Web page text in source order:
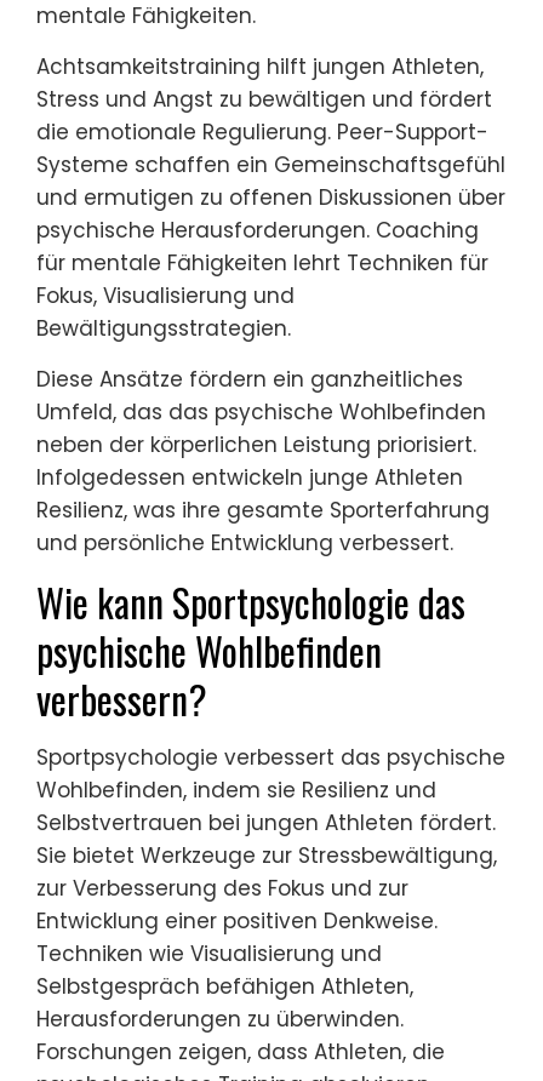
mentale Fähigkeiten.
Achtsamkeitstraining hilft jungen Athleten,
Stress und Angst zu bewältigen und fördert
die emotionale Regulierung. Peer-Support-
Systeme schaffen ein Gemeinschaftsgefühl
und ermutigen zu offenen Diskussionen über
psychische Herausforderungen. Coaching
für mentale Fähigkeiten lehrt Techniken für
Fokus, Visualisierung und
Bewältigungsstrategien.
Diese Ansätze fördern ein ganzheitliches
Umfeld, das das psychische Wohlbefinden
neben der körperlichen Leistung priorisiert.
Infolgedessen entwickeln junge Athleten
Resilienz, was ihre gesamte Sporterfahrung
und persönliche Entwicklung verbessert.
Wie kann Sportpsychologie das
psychische Wohlbefinden
verbessern?
Sportpsychologie verbessert das psychische
Wohlbefinden, indem sie Resilienz und
Selbstvertrauen bei jungen Athleten fördert.
Sie bietet Werkzeuge zur Stressbewältigung,
zur Verbesserung des Fokus und zur
Entwicklung einer positiven Denkweise.
Techniken wie Visualisierung und
Selbstgespräch befähigen Athleten,
Herausforderungen zu überwinden.
Forschungen zeigen, dass Athleten, die